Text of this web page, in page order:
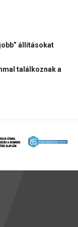
állításokat
találkoznak a